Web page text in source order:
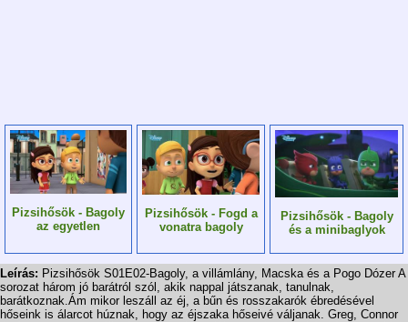
Pizsihősök - Bagoly
az egyetlen
Pizsihősök - Fogd a
vonatra bagoly
Pizsihősök - Bagoly
és a minibaglyok
Leírás: Pizsihősök S01E02-Bagoly, a villámlány, Macska és a Pogo Dózer A
sorozat három jó barátról szól, akik nappal játszanak, tanulnak,
barátkoznak.Ám mikor leszáll az éj, a bűn és rosszakarók ébredésével
hőseink is álarcot húznak, hogy az éjszaka hőseivé váljanak. Greg, Connor